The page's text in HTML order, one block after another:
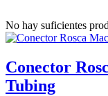
No hay suficientes
Conector
Tubing